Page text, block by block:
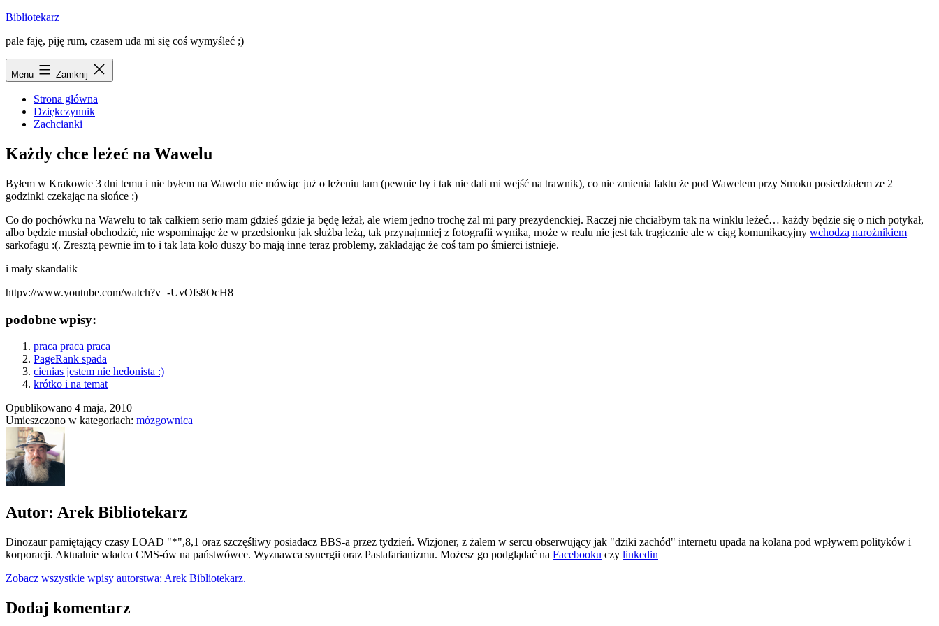
Przejdź
treści
Bibliotekarz
pale faję, piję rum, czasem uda mi się coś wymyśleć ;)
Menu Zamknij
Strona główna
Dziękczynnik
Zachcianki
Każdy chce leżeć na Wawelu
Byłem w Krakowie 3 dni temu i nie byłem na Wawelu nie mówiąc już o leżeniu tam (pewnie by i tak nie dali mi wejść na trawnik), co nie zmienia faktu że pod Wawelem przy Smoku posiedziałem ze 2
godzinki czekając na słońce :)
Co do pochówku na Wawelu to tak całkiem serio mam gdzieś gdzie ja będę leżał, ale wiem jedno trochę żal mi pary prezydenckiej. Raczej nie chciałbym tak na winklu leżeć… każdy będzie się o nich potykał,
albo będzie musiał obchodzić, nie wspominając że w przedsionku jak służba leżą, tak przynajmniej z fotografii wynika, może w realu nie jest tak tragicznie ale w ciąg komunikacyjny wchodzą narożnikiem
sarkofagu :(. Zresztą pewnie im to i tak lata koło duszy bo mają inne teraz problemy, zakładając że coś tam po śmierci istnieje.
i mały skandalik
httpv://www.youtube.com/watch?v=-UvOfs8OcH8
podobne wpisy:
praca praca praca
PageRank spada
cienias jestem nie hedonista :)
krótko i na temat
Opublikowano 4 maja, 2010
Umieszczono w kategoriach: mózgownica
Autor: Arek Bibliotekarz
Dinozaur pamiętający czasy LOAD "*",8,1 oraz szczęśliwy posiadacz BBS-a przez tydzień. Wizjoner, z żalem w sercu obserwujący jak "dziki zachód" internetu upada na kolana pod wpływem polityków i
korporacji. Aktualnie władca CMS-ów na państwówce. Wyznawca synergii oraz Pastafarianizmu. Możesz go podglądać na Facebooku czy linkedin
Zobacz wszystkie wpisy autorstwa: Arek Bibliotekarz.
Dodaj komentarz